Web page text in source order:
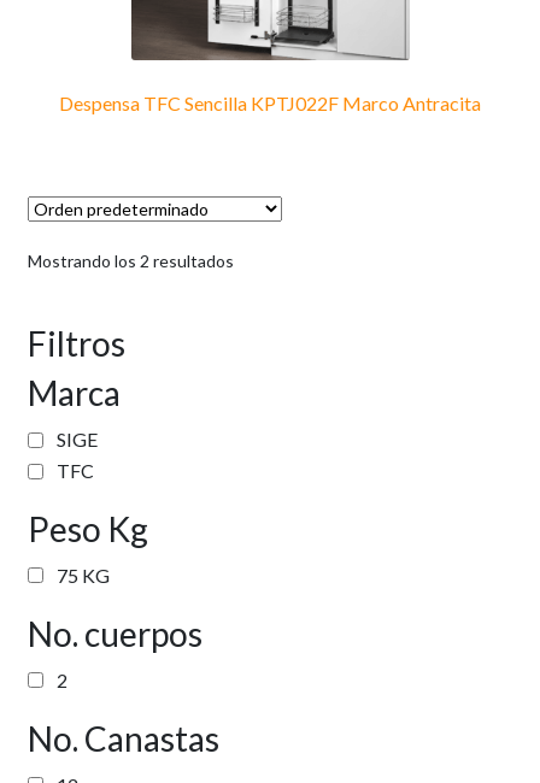
producto
Despensa TFC Sencilla KPTJ022F Marco Antracita
Mostrando los 2 resultados
Filtros
Marca
SIGE
TFC
Peso Kg
75 KG
No. cuerpos
2
No. Canastas